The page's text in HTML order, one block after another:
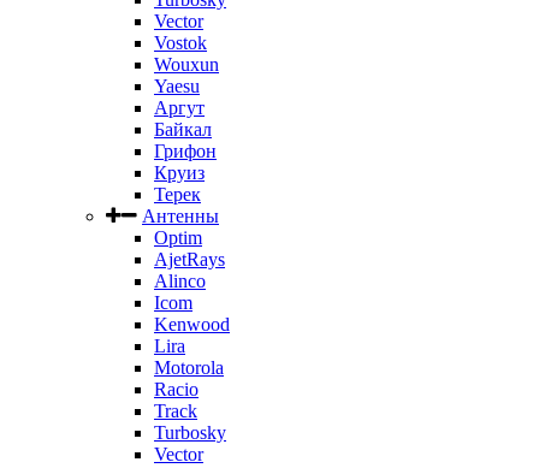
Vector
Vostok
Wouxun
Yaesu
Аргут
Байкал
Грифон
Круиз
Терек
Антенны
Optim
AjetRays
Alinco
Icom
Kenwood
Lira
Motorola
Racio
Track
Turbosky
Vector